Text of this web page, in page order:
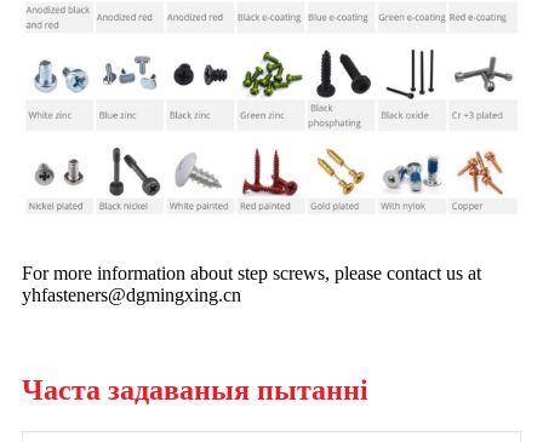
For more information about step screws, please contact us at
yhfasteners@dgmingxing.cn
Часта задаваныя пытанні